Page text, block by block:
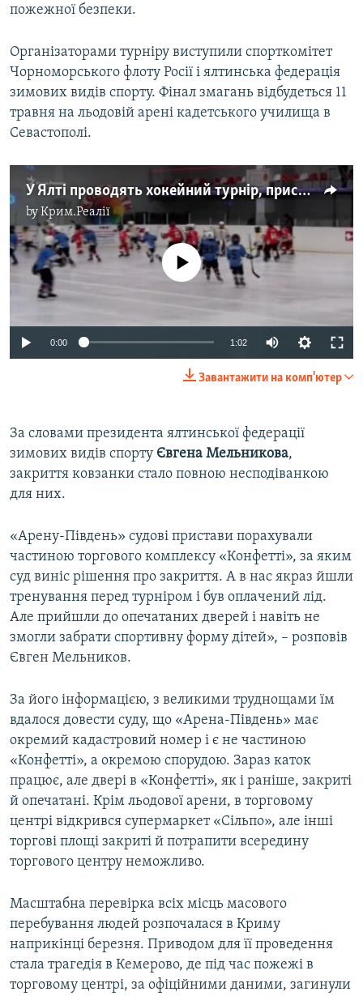
пожежної безпеки.
Організаторами турніру виступили спорткомітет
Чорноморського флоту Росії і ялтинська федерація
зимових видів спорту. Фінал змагань відбудеться 11
травня на льодовій арені кадетського училища в
Севастополі.
У Ялті проводять хокейний турнір, присвячений перемозі радянських солдатів у Другій світовій війні (відео)
byКрим.Реалії
No media source currently available
0:00 1:02
Завантажити на комп'ютер
За словами президента ялтинської федерації
зимових видів спорту Євгена Мельникова,
закриття ковзанки стало повною несподіванкою
для них.
«Арену-Південь» судові пристави порахували
частиною торгового комплексу «Конфетті», за яким
суд виніс рішення про закриття. А в нас якраз йшли
тренування перед турніром і був оплачений лід.
Але прийшли до опечатаних дверей і навіть не
змогли забрати спортивну форму дітей», – розповів
Євген Мельников.
За його інформацією, з великими труднощами їм
вдалося довести суду, що «Арена-Південь» має
окремий кадастровий номер і є не частиною
«Конфетті», а окремою спорудою. Зараз каток
працює, але двері в «Конфетті», як і раніше, закриті
й опечатані. Крім льодової арени, в торговому
центрі відкрився супермаркет «Сільпо», але інші
торгові площі закриті й потрапити всередину
торгового центру неможливо.
Масштабна перевірка всіх місць масового
перебування людей розпочалася в Криму
наприкінці березня. Приводом для її проведення
стала трагедія в Кемерово, де під час пожежі в
торговому центрі, за офіційними даними, загинули